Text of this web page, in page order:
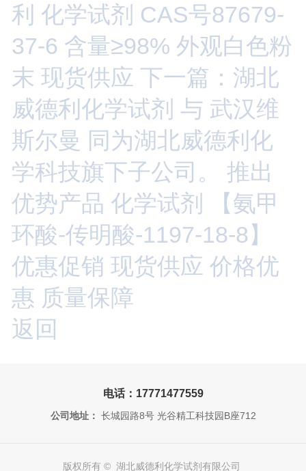
利 化学试剂 CAS号87679-
37-6 含量≥98% 外观白色粉
末 现货供应 下一篇：湖北
威德利化学试剂 与 武汉维
斯尔曼 同为湖北威德利化
学科技旗下子公司。 推出
优势产品 化学试剂 【氨甲
环酸-传明酸-1197-18-8】
优惠促销 现货供应 价格优
惠 质量保障
返回
电话：17771477559
公司地址： 长城园路8号 光谷精工科技园B座712
版权所有 © 湖北威德利化学试剂有限公司